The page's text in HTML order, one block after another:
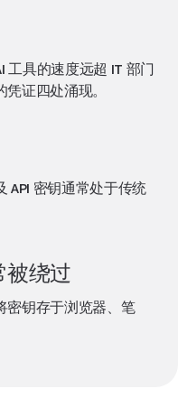
工具的速度远超 IT 部门
证四处涌现。
API 密钥通常处于传统
被绕过
密钥存于浏览器、笔